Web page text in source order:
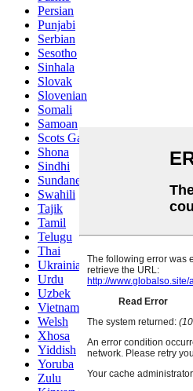
Persian
Punjabi
Serbian
Sesotho
Sinhala
Slovak
Slovenian
Somali
Samoan
Scots Gaelic
Shona
Sindhi
Sundanese
Swahili
Tajik
Tamil
Telugu
Thai
Ukrainian
Urdu
Uzbek
Vietnamese
Welsh
Xhosa
Yiddish
Yoruba
Zulu